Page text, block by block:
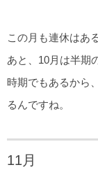
この月も連休はあ
あと、10月は半期
時期でもあるから
るんですね。
11月